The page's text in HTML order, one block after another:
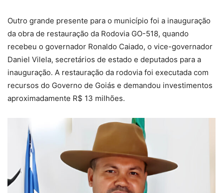
Outro grande presente para o município foi a inauguração
da obra de restauração da Rodovia GO-518, quando
recebeu o governador Ronaldo Caiado, o vice-governador
Daniel Vilela, secretários de estado e deputados para a
inauguração. A restauração da rodovia foi executada com
recursos do Governo de Goiás e demandou investimentos
aproximadamente R$ 13 milhões.